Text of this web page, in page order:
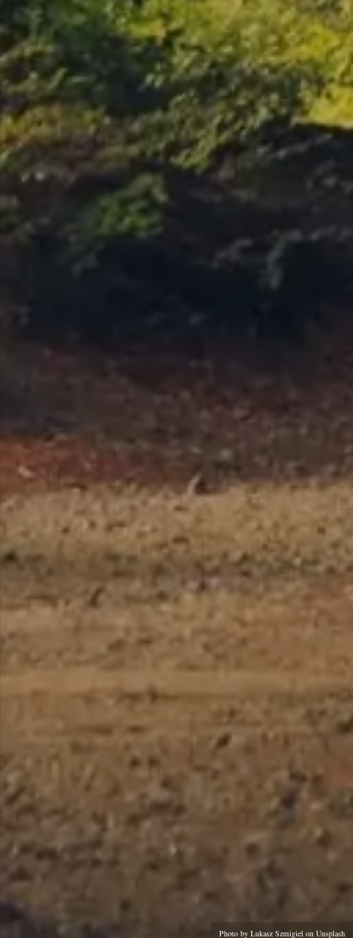
Photo by Lukasz Szmigiel on Unsplash